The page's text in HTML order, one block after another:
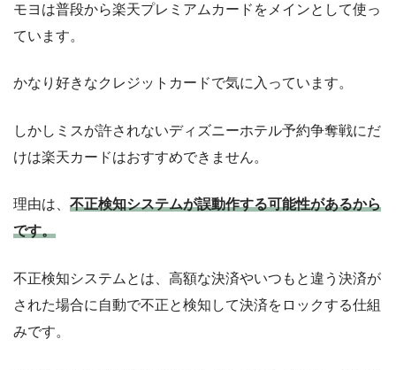
モヨは普段から楽天プレミアムカードをメインとして使っ
ています。
かなり好きなクレジットカードで気に入っています。
しかしミスが許されないディズニーホテル予約争奪戦にだ
けは楽天カードはおすすめできません。
理由は、 不正検知システムが誤動作する可能性があるから
です。
不正検知システムとは、高額な決済やいつもと違う決済が
された場合に自動で不正と検知して決済をロックする仕組
みです。